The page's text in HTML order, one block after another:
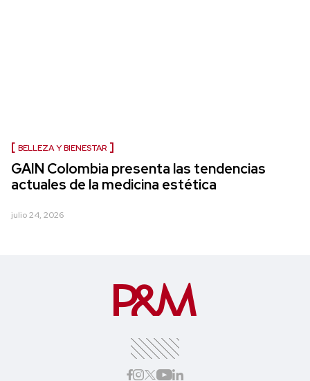
BELLEZA Y BIENESTAR
GAIN Colombia presenta las tendencias
actuales de la medicina estética
julio 24, 2026